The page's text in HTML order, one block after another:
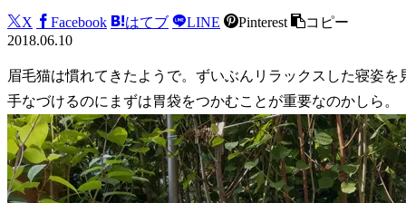
X Facebook はてブ LINE Pinterest
コピー
2018.06.10
眉毛猫は慣れてきたようで。ずいぶんリラックスした寝姿
手なづけるのにまずは胃袋をつかむことが重要なのかしら。